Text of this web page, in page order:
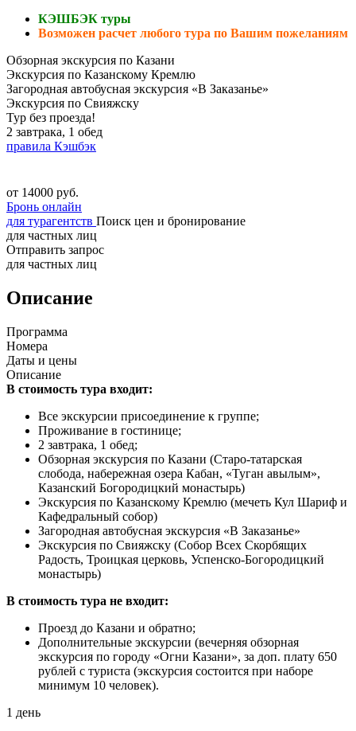
КЭШБЭК туры
Возможен расчет любого тура по Вашим пожеланиям
Обзорная экскурсия по Казани
Экскурсия по Казанскому Кремлю
Загородная автобусная экскурсия «В Заказанье»
Экскурсия по Свияжску
Тур без проезда!
2 завтрака, 1 обед
правила Кэшбэк
от 14000 руб.
Бронь онлайн
для турагентств Поиск цен и бронирование
для частных лиц
Отправить запрос
для частных лиц
Описание
Программа
Номера
Даты и цены
Описание
В стоимость тура входит:
Все экскурсии присоединение к группе;
Проживание в гостинице;
2 завтрака, 1 обед;
Обзорная экскурсия по Казани (Старо-татарская
слобода, набережная озера Кабан, «Туган авылым»,
Казанский Богородицкий монастырь)
Экскурсия по Казанскому Кремлю (мечеть Кул Шариф и
Кафедральный собор)
Загородная автобусная экскурсия «В Заказанье»
Экскурсия по Свияжску (Собор Всех Скорбящих
Радость, Троицкая церковь, Успенско-Богородицкий
монастырь)
В стоимость тура не входит:
Проезд до Казани и обратно;
Дополнительные экскурсии (вечерняя обзорная
экскурсия по городу «Огни Казани», за доп. плату 650
рублей с туриста (экскурсия состоится при наборе
минимум 10 человек).
1 день